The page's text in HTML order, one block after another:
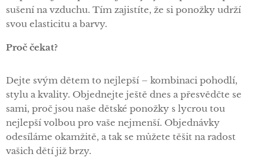
sušení na vzduchu. Tím zajistíte, že si ponožky udrží
svou elasticitu a barvy.
Proč čekat?
Dejte svým dětem to nejlepší – kombinaci pohodlí,
stylu a kvality. Objednejte ještě dnes a přesvědčte se
sami, proč jsou naše dětské ponožky s lycrou tou
nejlepší volbou pro vaše nejmenší. Objednávky
odesíláme okamžitě, a tak se můžete těšit na radost
vašich dětí již brzy.